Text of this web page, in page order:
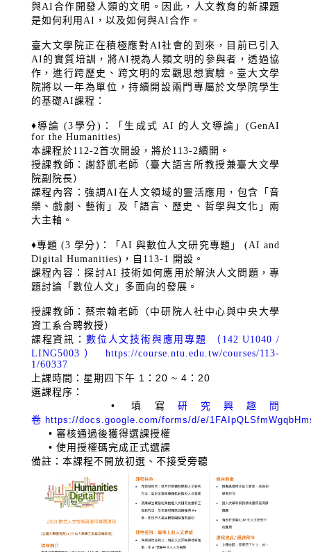
與AI 合作開發人類的文明。因此，人文教育的新課題
是如何利用 AI ，以及如何與AI合作。
臺大文學院正在積極應對AI社會的到來，目前已引入
AI 的實質培訓，將AI 視為人類文明的參與者，透過協
作，進行跨歷史、跨文明的宏觀思想實驗。臺大文學
院將以一年為單位，持續開設兩門專屬於文學院學生
的基礎AI課程：
♦導論 (3 學分) ：「生成式 AI 的人文導論」(GenAI
for the Humanities)
本課程於112-2首次開設，將於113-2續開。
授課教師：謝舒凱老師（臺大語言所教授兼臺大文學
院副院長）
課程內容：強調AI 在人文領域的靈活應用，包含「音
樂、戲劇、藝術」及「語言、歷史、哲學與文化」兩
大主軸。
♦專題 (3學分) ：「 AI 與數位人文研究專題」
(AI and
Digital Humanities) ，自 113-1 開設。
課程內容：探討AI技術如何應用於解決人文問題，專
題討論「數位人文」多面向的發展。
授課教師：蔡宗翰老師（中研院人社中心與中央大學
資工系合聘教授）
課程資訊： 數位人文技術與應用專題 （142 U1040 /
LING5003）
https://course.ntu.edu.tw/courses/113-
1/60337
上課時間：星期四下午 1：20 ~ 4：20
選課程序：
• 填寫 研究興趣問
卷 https://docs.google.com/forms/d/e/
• 審核通過後獲得選課授權
• 使用授權碼完成正式選課
備註：本課程不開放初選、不接受旁聽